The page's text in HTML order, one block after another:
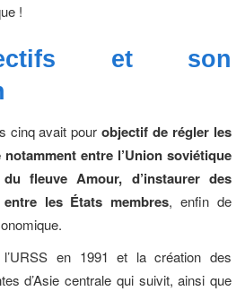
!
et son
cinq avait pourobjectif de régler les
entre l’Union soviétique
fleuve Amour, d’instaurer des
les États membres, enfin de
en 1991 et la création des
d’Asie centrale qui suivit, ainsi que